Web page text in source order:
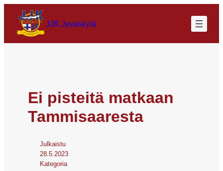
JJK Jyväskylä
Ei pisteitä matkaan
Tammisaaresta
Julkaistu
28.5.2023
Kategoria